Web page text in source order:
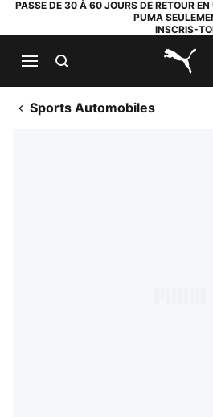
PASSE DE 30 À 60 JOURS DE RETOUR
PUMA
INSCRIS-
Sports Automobiles